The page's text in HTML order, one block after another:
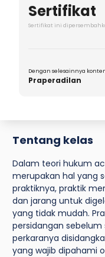
Sertifikat
Sertifikat ini
Dengan selesainnya
Praperadilan
Tentang kelas
Dalam teori hukum
merupakan hal yang
praktiknya, praktik
dan jarang untuk
yang tidak mudah.
persidangan
perkaranya
yang wajib dipahami